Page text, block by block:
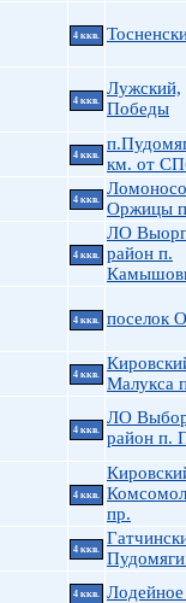
4 ккв.
4 ккв.
Лужский,
Победы
4 ккв.
км. от
4 ккв.
Оржицы
4 ккв.
ЛО
район п.
4 ккв. поселок
4 ккв.
Малукса
4 ккв.
ЛО
район п.
4 ккв.
пр.
4 ккв.
4 ккв.